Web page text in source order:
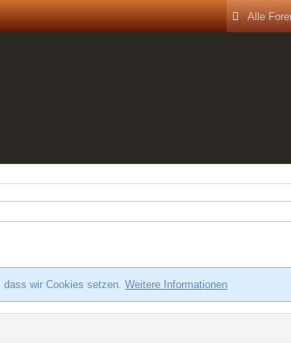
dass wir Cookies setzen.Weitere Informationen